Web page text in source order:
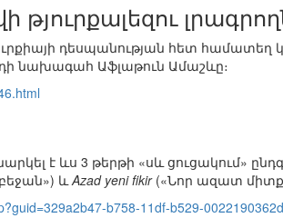
դեսպանության հետ համատեղ
նախագահ Աֆլաթուն Ամաշևը։
է ևս 3 թերթի «սև ցուցակում»
ևAzad yeni fikir(«Նոր ազատ
b758-11df-b529-